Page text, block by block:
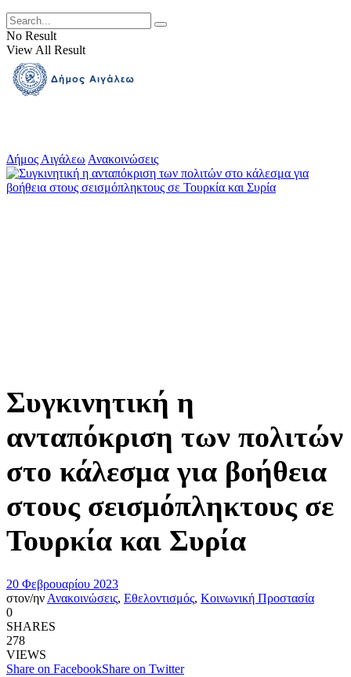
No Result
View All Result
Δήμος Αιγάλεω Ανακοινώσεις
Συγκινητική η
ανταπόκριση των πολιτών
στο κάλεσμα για βοήθεια
στους σεισμόπληκτους σε
Τουρκία και Συρία
20 Φεβρουαρίου 2023
στον/ηνΑνακοινώσεις, Εθελοντισμός, Κοινωνική Προστασία
0
SHARES
278
VIEWS
Share on FacebookShare on Twitter